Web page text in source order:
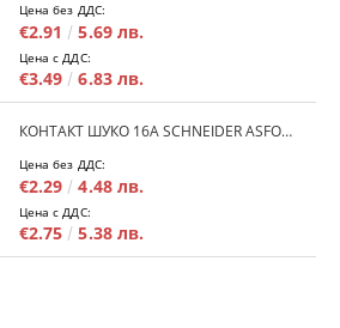
Цена без ДДС:
€2.91 5.69 лв.
Цена с ДДС:
€3.49 6.83 лв.
КОНТАКТ ШУКО 16A SCHNEIDER ASFORA EPH2900121 - БЯЛ
Цена без ДДС:
€2.29 4.48 лв.
Цена с ДДС:
€2.75 5.38 лв.